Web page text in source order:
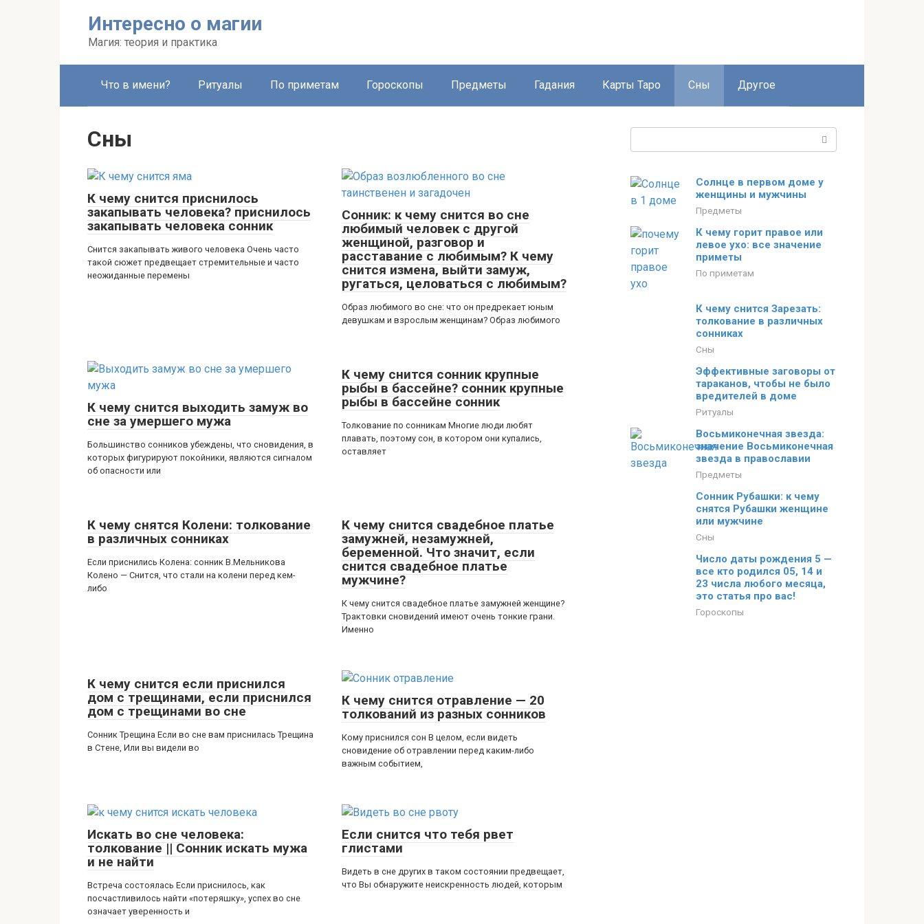
Интересно о магии
Магия: теория и практика
Что в имени? Ритуалы По приметам Гороскопы Предметы Гадания Карты Таро Сны Другое
Сны
К чему снится приснилось
закапывать человека? приснилось
закапывать человека сонник
Снится закапывать живого человека Очень часто
такой сюжет предвещает стремительные и часто
неожиданные перемены
Сонник: к чему снится во сне
любимый человек с другой
женщиной, разговор и
расставание с любимым? К чему
снится измена, выйти замуж,
ругаться, целоваться с любимым?
Образ любимого во сне: что он предрекает юным
девушкам и взрослым женщинам? Образ любимого
К чему снится выходить замуж во
сне за умершего мужа
Большинство сонников убеждены, что сновидения, в
которых фигурируют покойники, являются сигналом
об опасности или
К чему снится сонник крупные
рыбы в бассейне? сонник крупные
рыбы в бассейне сонник
Толкование по сонникам Многие люди любят
плавать, поэтому сон, в котором они купались,
оставляет
К чему снятся Колени: толкование
в различных сонниках
Если приснились Колена: сонник В.Мельникова
Колено — Снится, что стали на колени перед кем-
либо
К чему снится свадебное платье
замужней, незамужней,
беременной. Что значит, если
снится свадебное платье
мужчине?
К чему снится свадебное платье замужней женщине?
Трактовки сновидений имеют очень тонкие грани.
Именно
К чему снится если приснился
дом с трещинами, если приснился
дом с трещинами во сне
Сонник Трещина Если во сне вам приснилась Трещина
в Стене, Или вы видели во
К чему снится отравление — 20
толкований из разных сонников
Кому приснился сон В целом, если видеть
сновидение об отравлении перед каким-либо
важным событием,
Искать во сне человека:
толкование || Сонник искать мужа
и не найти
Встреча состоялась Если приснилось, как
посчастливилось найти «потеряшку», успех во сне
означает уверенность и
Если снится что тебя рвет
глистами
Видеть в сне других в таком состоянии предвещает,
что Вы обнаружите неискренность людей, которым
Солнце в первом доме у
женщины и мужчины
Предметы
К чему горит правое или
левое ухо: все значение
приметы
По приметам
К чему снится Зарезать:
толкование в различных
сонниках
Сны
Эффективные заговоры от
тараканов, чтобы не было
вредителей в доме
Ритуалы
Восьмиконечная звезда:
значение Восьмиконечная
звезда в православии
Предметы
Сонник Рубашки: к чему
снятся Рубашки женщине
или мужчине
Сны
Число даты рождения 5 —
все кто родился 05, 14 и
23 числа любого месяца,
это статья про вас!
Гороскопы